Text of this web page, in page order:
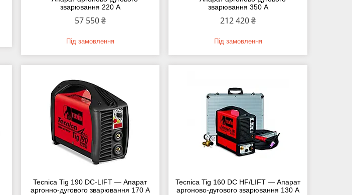
зварювання 220 А
57 550 ₴
Під замовлення
зварювання 350 А
212 420 ₴
Під замовлення
Tecnica Tig 190 DC-LIFT — Апарат
аргонно-дугового зварювання 170 А
Tecnica Tig 160 DC HF/LIFT — Апарат
аргоново-дугового зварювання 130 А